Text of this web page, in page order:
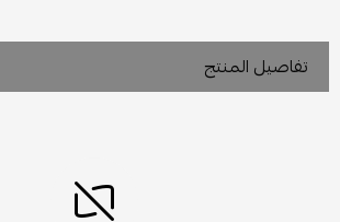
تفاصيل المنتج